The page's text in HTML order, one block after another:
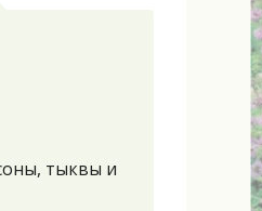
тыквы и